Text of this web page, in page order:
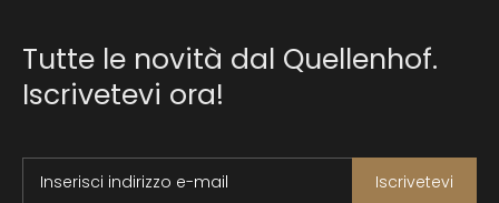
Tutte le novità dal Quellenhof.
Iscrivetevi ora!
Inserisci indirizzo e-mail Iscrivetevi